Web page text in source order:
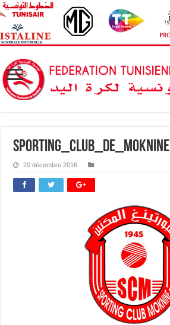
Sporting_Club_de_Moknine
20 décembre 2016